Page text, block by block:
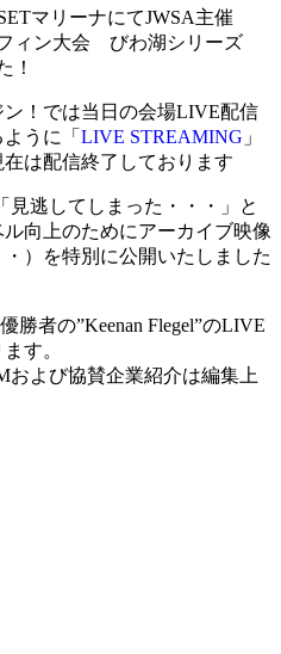
マリーナにてJWSA主催
ィン大会 びわ湖シリーズ
！
！では当日の会場LIVE配信
うに「 LIVE STREAMING 」
は配信終了しております
見逃してしまった・・・」と
向上のためにアーカイブ映像
）を特別に公開いたしました
勝者の”Keenan Flegel”のLIVE
す。
よび協賛企業紹介は編集上